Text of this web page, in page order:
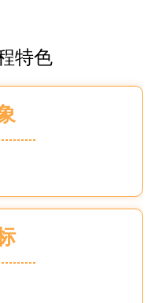
特色